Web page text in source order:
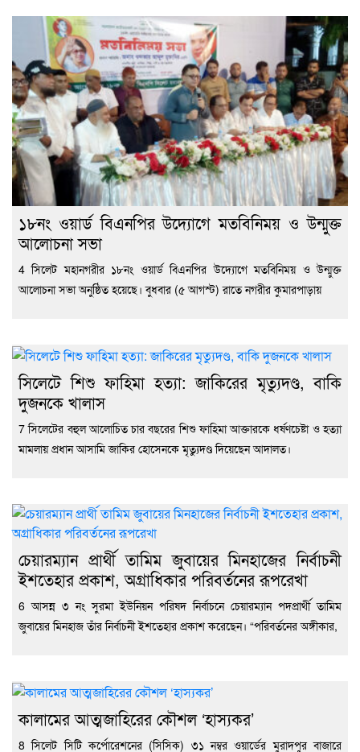
১৮নং ওয়ার্ড বিএনপির উদ্যোগে মতবিনিময় ও উন্মুক্ত
আলোচনা সভা
4 সিলেট মহানগরীর ১৮নং ওয়ার্ড বিএনপির উদ্যোগে মতবিনিময় ও উন্মুক্ত
আলোচনা সভা অনুষ্ঠিত হয়েছে। বুধবার (৫ আগস্ট) রাতে নগরীর কুমারপাড়ায়
সিলেটে শিশু ফাহিমা হত্যা: জাকিরের মৃত্যুদণ্ড, বাকি
দুজনকে খালাস
7 সিলেটের বহুল আলোচিত চার বছরের শিশু ফাহিমা আক্তারকে ধর্ষণচেষ্টা ও হত্যা
মামলায় প্রধান আসামি জাকির হোসেনকে মৃত্যুদণ্ড দিয়েছেন আদালত।
চেয়ারম্যান প্রার্থী তামিম জুবায়ের মিনহাজের নির্বাচনী
ইশতেহার প্রকাশ, অগ্রাধিকার পরিবর্তনের রূপরেখা
6 আসন্ন ৩ নং সুরমা ইউনিয়ন পরিষদ নির্বাচনে চেয়ারম্যান পদপ্রার্থী তামিম
জুবায়ের মিনহাজ তাঁর নির্বাচনী ইশতেহার প্রকাশ করেছেন। “পরিবর্তনের অঙ্গীকার,
কালামের আত্মজাহিরের কৌশল ‘হাস্যকর’
8 সিলেট সিটি কর্পোরেশনের (সিসিক) ৩১ নম্বর ওয়ার্ডের মুরাদপুর বাজারে